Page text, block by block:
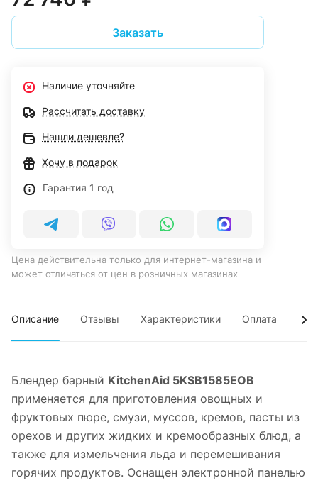
Заказать
Наличие уточняйте
Рассчитать доставку
Нашли дешевле?
Хочу в подарок
Гарантия 1 год
Цена действительна только для интернет-магазина и
может отличаться от цен в розничных магазинах
Описание Отзывы Характеристики Оплата
Блендер барный KitchenAid 5KSB1585EOB
применяется для приготовления овощных и
фруктовых пюре, смузи, муссов, кремов, пасты из
орехов и других жидких и кремообразных блюд, а
также для измельчения льда и перемешивания
горячих продуктов. Оснащен электронной панелью